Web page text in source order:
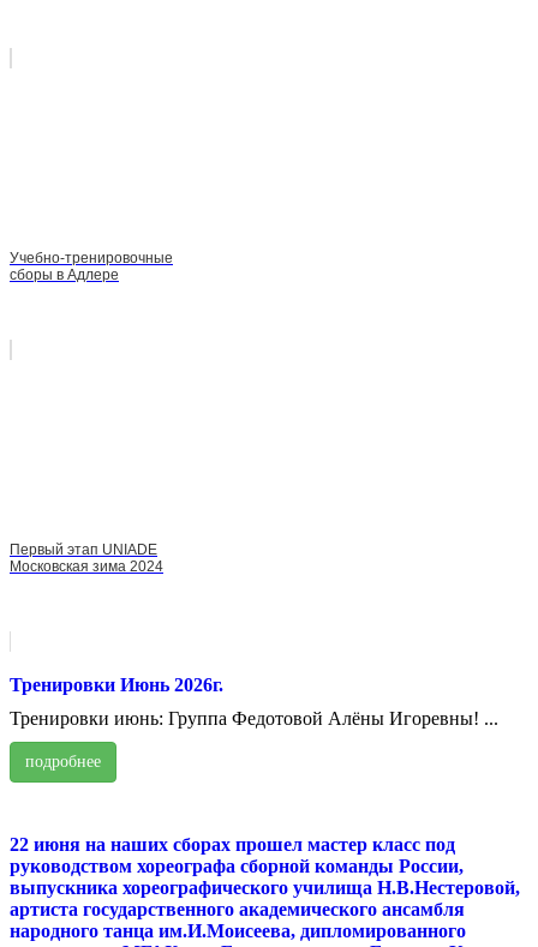
Учебно-тренировочные
сборы в Адлере
Первый этап UNIADE
Московская зима 2024
Тренировки Июнь 2026г.
Тренировки июнь: Группа Федотовой Алёны Игоревны! ...
подробнее
22 июня на наших сборах прошел мастер класс под
руководством хореографа сборной команды России,
выпускника хореографического училища Н.В.Нестеровой,
артиста государственного академического ансамбля
народного танца им.И.Моисеева, дипломированного